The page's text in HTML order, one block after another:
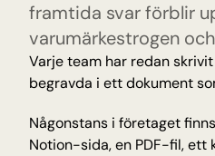
Pris
Insikter och
framtida svar förblir
varumärkestrogen
Varje team har redan
begravda i ett dokument
Någonstans i företaget
Notion-sida, en PDF-fil,